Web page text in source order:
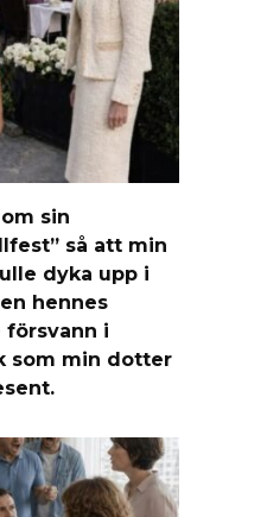
sin
så att min
dyka upp i
hennes
försvann i
som min dotter